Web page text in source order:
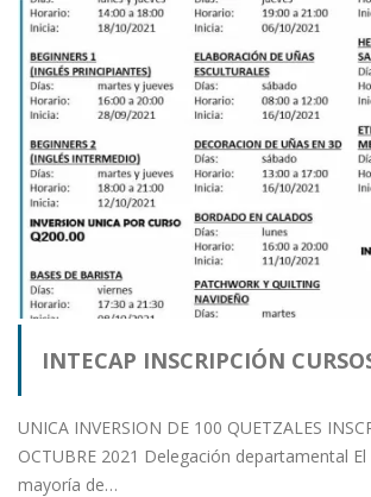
INTECAP INSCRIPCIÓN
UNICA INVERSION DE 100 QUETZALES
OCTUBRE 2021 Delegación departamental
mayoría de…